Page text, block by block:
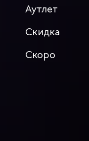
Аутлет
Скидка
Скоро